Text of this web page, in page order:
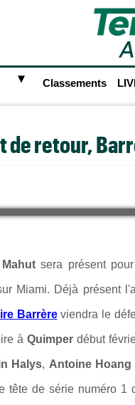
► Classements
de retour,
sera présent
Miami. Déjà présent
Barrèreviendra le
à Quimperdébut
Halys, Antoine Hoang
tête de série numéro 1